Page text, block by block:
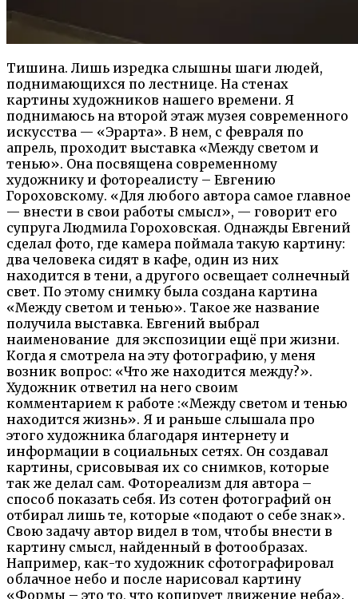
Тишина. Лишь изредка слышны шаги людей,
поднимающихся по лестнице. На стенах
картины художников нашего времени. Я
поднимаюсь на второй этаж музея современного
искусства — «Эрарта». В нем, с февраля по
апрель, проходит выставка «Между светом и
тенью». Она посвящена современному
художнику и фотореалисту – Евгению
Гороховскому. «Для любого автора самое главное
— внести в свои работы смысл», — говорит его
супруга Людмила Гороховская. Однажды Евгений
сделал фото, где камера поймала такую картину:
два человека сидят в кафе, один из них
находится в тени, а другого освещает солнечный
свет. По этому снимку была создана картина
«Между светом и тенью». Такое же название
получила выставка. Евгений выбрал
наименование для экспозиции ещё при жизни.
Когда я смотрела на эту фотографию, у меня
возник вопрос: «Что же находится между?».
Художник ответил на него своим
комментарием к работе :«Между светом и тенью
находится жизнь». Я и раньше слышала про
этого художника благодаря интернету и
информации в социальных сетях. Он создавал
картины, срисовывая их со снимков, которые
так же делал сам. Фотореализм для автора –
способ показать себя. Из сотен фотографий он
отбирал лишь те, которые «подают о себе знак».
Свою задачу автор видел в том, чтобы внести в
картину смысл, найденный в фотообразах.
Например, как-то художник сфотографировал
облачное небо и после нарисовал картину
«Формы – это то, что копирует движение неба».